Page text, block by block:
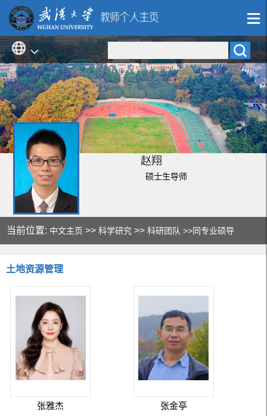
赵翔
硕士生导师
当前位置: 中文主页 >>科学研究 >>科研团队 >>同专业硕导
土地资源管理
张雅杰 张金亭